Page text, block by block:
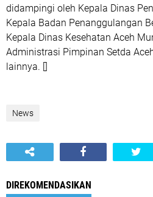
didampingi oleh Kepala Dinas
Kepala Badan Penanggulangan
Kepala Dinas Kesehatan Aceh
Administrasi Pimpinan Setda
lainnya. []
News
DIREKOMENDASIKAN